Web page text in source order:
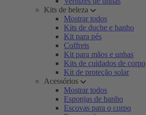
Kits de beleza
Mostrar todos
Kits de duche e banho
Kit para pés
Coffrets
Kit para mãos e unhas
Kits de cuidados de corpo
Kit de proteção solar
Acessórios
Mostrar todos
Esponjas de banho
Escovas para o corpo